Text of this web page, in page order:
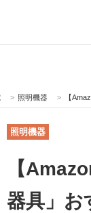
総合ページ
のヒント
> 照明機器 > 【Amazon
照明機器
【
器具」